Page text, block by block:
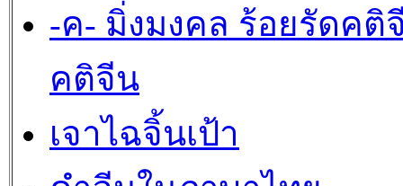
-ค- มิ่งมงคล ร้อยรัดคติ
คติจีน
เจาไฉจิ้นเป้า